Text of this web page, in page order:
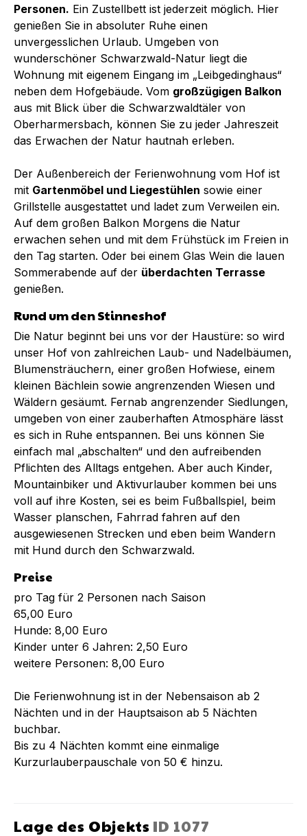
Personen. Ein Zustellbett ist jederzeit möglich. Hier
genießen Sie in absoluter Ruhe einen
unvergesslichen Urlaub. Umgeben von
wunderschöner Schwarzwald-Natur liegt die
Wohnung mit eigenem Eingang im „Leibgedinghaus“
neben dem Hofgebäude. Vom großzügigen Balkon
aus mit Blick über die Schwarzwaldtäler von
Oberharmersbach, können Sie zu jeder Jahreszeit
das Erwachen der Natur hautnah erleben.
Der Außenbereich der Ferienwohnung vom Hof ist
mit Gartenmöbel und Liegestühlen sowie einer
Grillstelle ausgestattet und ladet zum Verweilen ein.
Auf dem großen Balkon Morgens die Natur
erwachen sehen und mit dem Frühstück im Freien in
den Tag starten. Oder bei einem Glas Wein die lauen
Sommerabende auf der überdachten Terrasse
genießen.
Rund um den Stinneshof
Die Natur beginnt bei uns vor der Haustüre: so wird
unser Hof von zahlreichen Laub- und Nadelbäumen,
Blumensträuchern, einer großen Hofwiese, einem
kleinen Bächlein sowie angrenzenden Wiesen und
Wäldern gesäumt. Fernab angrenzender Siedlungen,
umgeben von einer zauberhaften Atmosphäre lässt
es sich in Ruhe entspannen. Bei uns können Sie
einfach mal „abschalten“ und den aufreibenden
Pflichten des Alltags entgehen. Aber auch Kinder,
Mountainbiker und Aktivurlauber kommen bei uns
voll auf ihre Kosten, sei es beim Fußballspiel, beim
Wasser planschen, Fahrrad fahren auf den
ausgewiesenen Strecken und eben beim Wandern
mit Hund durch den Schwarzwald.
Preise
pro Tag für 2 Personen nach Saison
65,00 Euro
Hunde: 8,00 Euro
Kinder unter 6 Jahren: 2,50 Euro
weitere Personen: 8,00 Euro
Die Ferienwohnung ist in der Nebensaison ab 2
Nächten und in der Hauptsaison ab 5 Nächten
buchbar.
Bis zu 4 Nächten kommt eine einmalige
Kurzurlauberpauschale von 50 € hinzu.
Lage des Objekts ID 1077